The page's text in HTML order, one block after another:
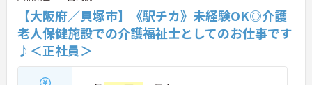
【大阪府／貝塚市】《駅チカ》未経験OK◎介護
老人保健施設での介護福祉士としてのお仕事です
♪＜正社員＞